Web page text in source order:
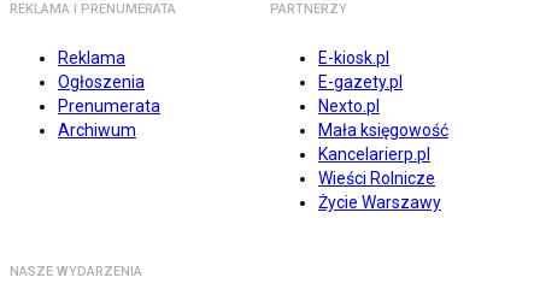
REKLAMA I PRENUMERATA
Reklama
Ogłoszenia
Prenumerata
Archiwum
PARTNERZY
E-kiosk.pl
E-gazety.pl
Nexto.pl
Mała księgowość
Kancelarierp.pl
Wieści Rolnicze
Życie Warszawy
NASZE WYDARZENIA